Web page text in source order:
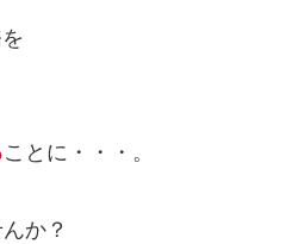
ことに・・・。
か？